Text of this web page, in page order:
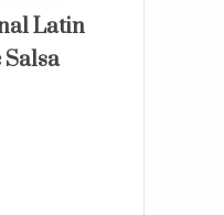
Latin